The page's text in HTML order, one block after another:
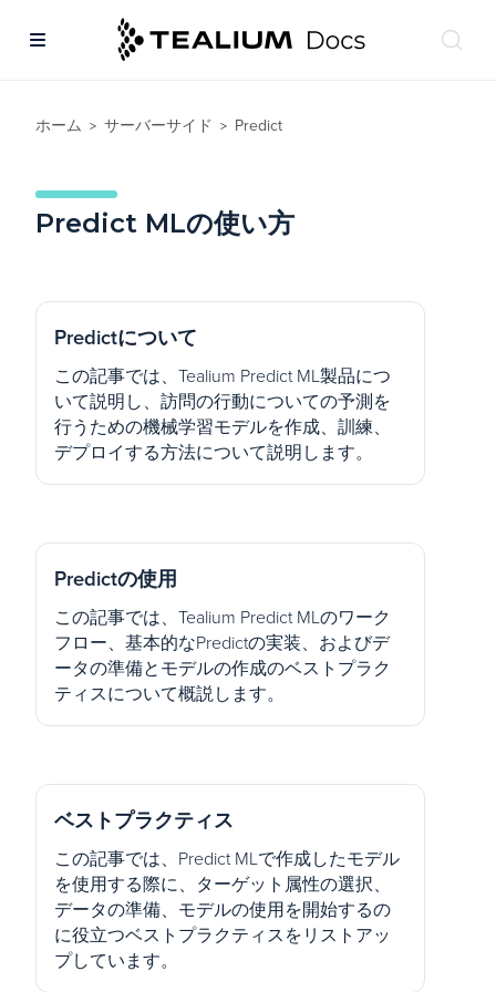
ホーム > サーバーサイド > Predict
Predict MLの使い方
Predictについて
この記事では、Tealium Predict ML製品につ
いて説明し、訪問の行動についての予測を
行うための機械学習モデルを作成、訓練、
デプロイする方法について説明します。
Predictの使用
この記事では、Tealium Predict MLのワーク
フロー、基本的なPredictの実装、およびデ
ータの準備とモデルの作成のベストプラク
ティスについて概説します。
ベストプラクティス
この記事では、Predict MLで作成したモデル
を使用する際に、ターゲット属性の選択、
データの準備、モデルの使用を開始するの
に役立つベストプラクティスをリストアッ
プしています。